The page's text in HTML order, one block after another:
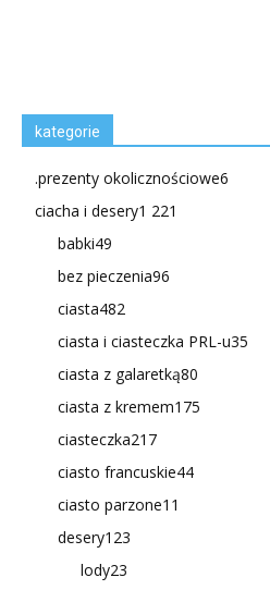
kategorie
.prezenty okolicznościowe6
ciacha i desery1 221
babki49
bez pieczenia96
ciasta482
ciasta i ciasteczka PRL-u35
ciasta z galaretką80
ciasta z kremem175
ciasteczka217
ciasto francuskie44
ciasto parzone11
desery123
lody23